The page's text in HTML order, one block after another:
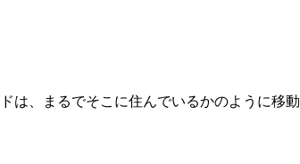
、まるでそこに住んでいるかのように移動